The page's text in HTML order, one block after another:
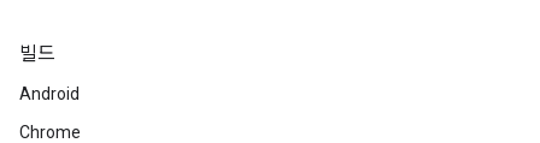
빌드
Android
Chrome